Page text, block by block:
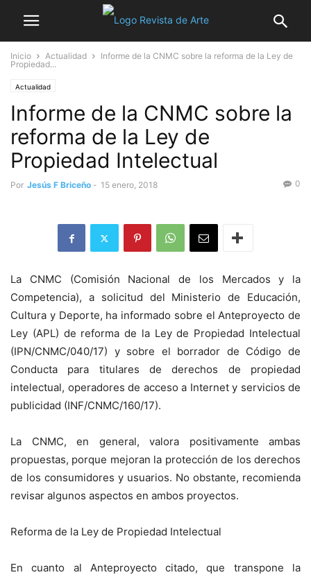
Inicio Actualidad
Informe de la CNMC sobre la reforma de la Ley de
Propiedad...
Actualidad
Informe de la CNMC sobre la
reforma de la Ley de
Propiedad Intelectual
Por Jesús F Briceño - 15 enero, 2018 0
La CNMC (Comisión Nacional de los Mercados y la
Competencia), a solicitud del Ministerio de Educación,
Cultura y Deporte, ha informado sobre el Anteproyecto de
Ley (APL) de reforma de la Ley de Propiedad Intelectual
(IPN/CNMC/040/17) y sobre el borrador de Código de
Conducta para titulares de derechos de propiedad
intelectual, operadores de acceso a Internet y servicios de
publicidad (INF/CNMC/160/17).
La CNMC, en general, valora positivamente ambas
propuestas, porque mejoran la protección de los derechos
de los consumidores y usuarios. No obstante, recomienda
revisar algunos aspectos en ambos proyectos.
Reforma de la Ley de Propiedad Intelectual
En cuanto al Anteproyecto citado, que transpone la